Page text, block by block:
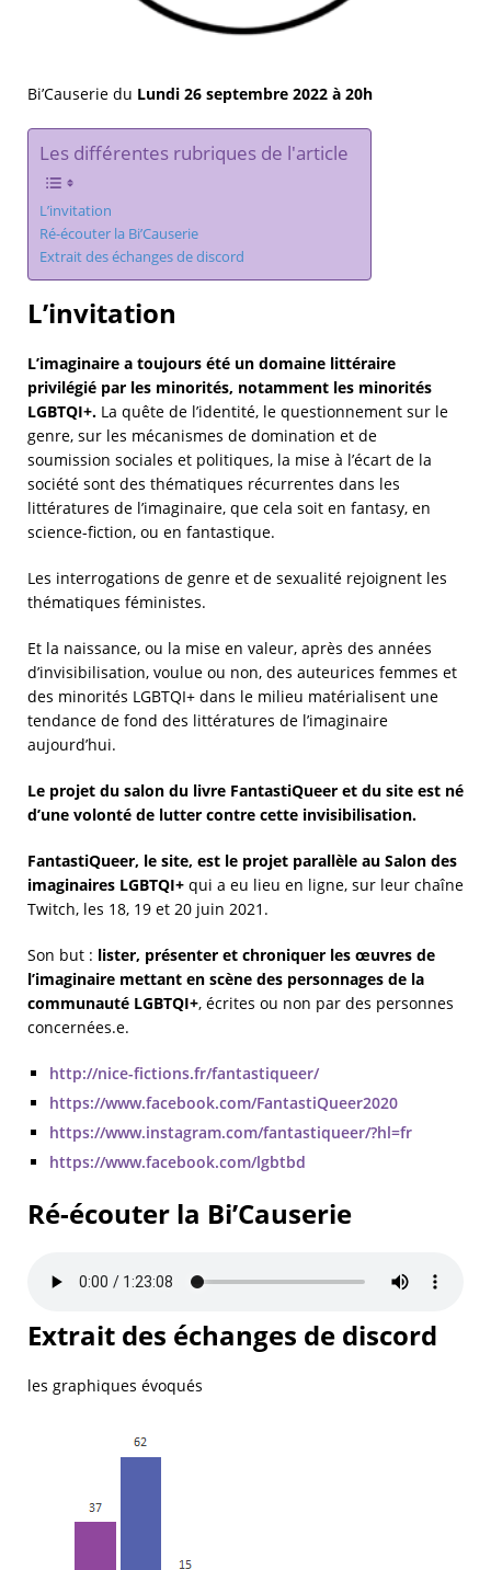
Bi’Causerie du Lundi 26 septembre 2022 à 20h
Les différentes rubriques de l'article
L’invitation
Ré-écouter la Bi’Causerie
Extrait des échanges de discord
L’invitation
L’imaginaire a toujours été un domaine littéraire
privilégié par les minorités, notamment les minorités
LGBTQI+. La quête de l’identité, le questionnement sur le
genre, sur les mécanismes de domination et de
soumission sociales et politiques, la mise à l’écart de la
société sont des thématiques récurrentes dans les
littératures de l’imaginaire, que cela soit en fantasy, en
science-fiction, ou en fantastique.
Les interrogations de genre et de sexualité rejoignent les
thématiques féministes.
Et la naissance, ou la mise en valeur, après des années
d’invisibilisation, voulue ou non, des auteurices femmes et
des minorités LGBTQI+ dans le milieu matérialisent une
tendance de fond des littératures de l’imaginaire
aujourd’hui.
Le projet du salon du livre FantastiQueer et du site est né
d’une volonté de lutter contre cette invisibilisation.
FantastiQueer, le site, est le projet parallèle au Salon des
imaginaires LGBTQI+ qui a eu lieu en ligne, sur leur chaîne
Twitch, les 18, 19 et 20 juin 2021.
Son but : lister, présenter et chroniquer les œuvres de
l’imaginaire mettant en scène des personnages de la
communauté LGBTQI+, écrites ou non par des personnes
concernées.e.
http://nice-fictions.fr/fantastiqueer/
https://www.facebook.com/FantastiQueer2020
https://www.instagram.com/fantastiqueer/?hl=fr
https://www.facebook.com/lgbtbd
Ré-écouter la Bi’Causerie
Extrait des échanges de discord
les graphiques évoqués